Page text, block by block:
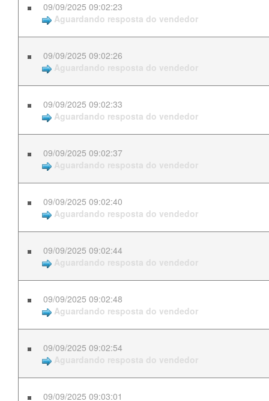
09/09/2025 09:02:23
Aguardando resposta do vendedor
09/09/2025 09:02:26
Aguardando resposta do vendedor
09/09/2025 09:02:33
Aguardando resposta do vendedor
09/09/2025 09:02:37
Aguardando resposta do vendedor
09/09/2025 09:02:40
Aguardando resposta do vendedor
09/09/2025 09:02:44
Aguardando resposta do vendedor
09/09/2025 09:02:48
Aguardando resposta do vendedor
09/09/2025 09:02:54
Aguardando resposta do vendedor
09/09/2025 09:03:01